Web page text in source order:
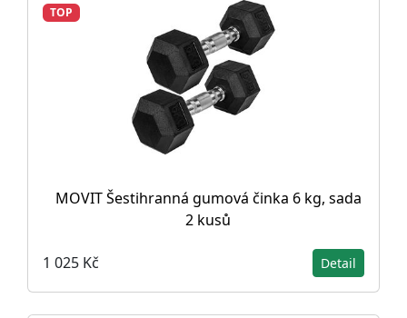
TOP
MOVIT Šestihranná gumová činka 6 kg, sada
2 kusů
1 025 Kč Detail